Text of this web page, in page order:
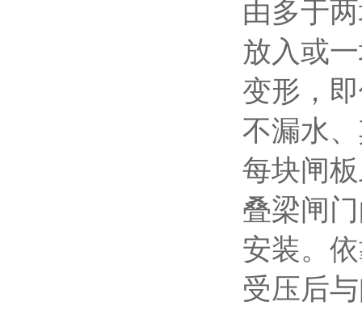
由多于
放入或
变形，
不漏水
每块闸
叠梁闸
安装。
受压后